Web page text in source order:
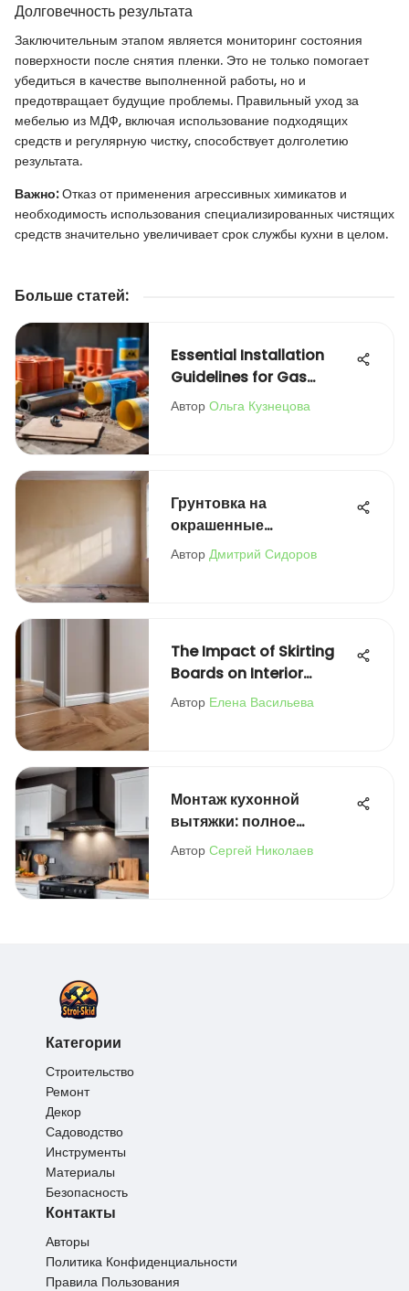
Долговечность результата
Заключительным этапом является мониторинг состояния
поверхности после снятия пленки. Это не только помогает
убедиться в качестве выполненной работы, но и
предотвращает будущие проблемы. Правильный уход за
мебелью из МДФ, включая использование подходящих
средств и регулярную чистку, способствует долголетию
результата.
Важно:Отказ от применения агрессивных химикатов и
необходимость использования специализированных чистящих
средств значительно увеличивает срок службы кухни в целом.
Больше статей:
Essential Installation
Guidelines for Gas
Blocks
Автор Ольга Кузнецова
Грунтовка на
окрашенные
поверхности: советы
Автор Дмитрий Сидоров
The Impact of Skirting
Boards on Interior
Design
Автор Елена Васильева
Монтаж кухонной
вытяжки: полное
руководство по
Автор Сергей Николаев
Категории
Строительство
Ремонт
Декор
Садоводство
Инструменты
Материалы
Безопасность
Контакты
Авторы
Политика Конфиденциальности
Правила Пользования